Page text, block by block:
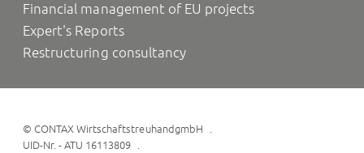
Financial management of EU projects
Expert's Reports
Restructuring consultancy
©CONTAX WirtschaftstreuhandgmbH
UID-Nr. - ATU 16113809